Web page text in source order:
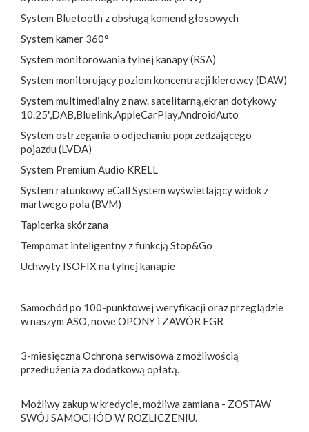
System Bluetooth z obsługą komend głosowych
System kamer 360°
System monitorowania tylnej kanapy (RSA)
System monitorujący poziom koncentracji kierowcy (DAW)
System multimedialny z naw. satelitarną,ekran dotykowy
10.25",DAB,Bluelink,AppleCarPlay,AndroidAuto
System ostrzegania o odjechaniu poprzedzającego
pojazdu (LVDA)
System Premium Audio KRELL
System ratunkowy eCall System wyświetlający widok z
martwego pola (BVM)
Tapicerka skórzana
Tempomat inteligentny z funkcją Stop&Go
Uchwyty ISOFIX na tylnej kanapie
Samochód po 100-punktowej weryfikacji oraz przeglądzie
w naszym ASO, nowe OPONY i ZAWÓR EGR
3-miesięczna Ochrona serwisowa z możliwością
przedłużenia za dodatkową opłatą.
Możliwy zakup w kredycie, możliwa zamiana - ZOSTAW
SWÓJ SAMOCHÓD W ROZLICZENIU.